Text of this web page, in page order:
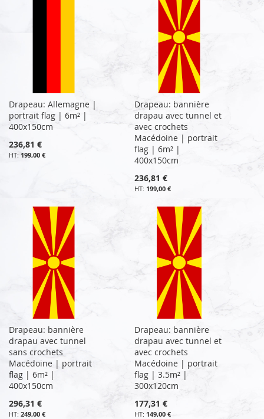
Drapeau: Allemagne |
portrait flag | 6m² |
400x150cm
236,81 €
199,00 €
Drapeau: bannière
drapau avec tunnel et
avec crochets
Macédoine | portrait
flag | 6m² |
400x150cm
236,81 €
199,00 €
Drapeau: bannière
drapau avec tunnel
sans crochets
Macédoine | portrait
flag | 6m² |
400x150cm
296,31 €
249,00 €
Drapeau: bannière
drapau avec tunnel et
avec crochets
Macédoine | portrait
flag | 3.5m² |
300x120cm
177,31 €
149,00 €